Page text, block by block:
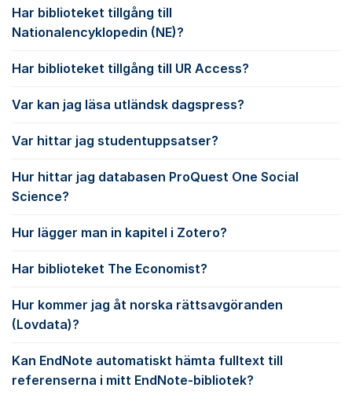
Har biblioteket tillgång till
Nationalencyklopedin (NE)?
Har biblioteket tillgång till UR Access?
Var kan jag läsa utländsk dagspress?
Var hittar jag studentuppsatser?
Hur hittar jag databasen ProQuest One Social
Science?
Hur lägger man in kapitel i Zotero?
Har biblioteket The Economist?
Hur kommer jag åt norska rättsavgöranden
(Lovdata)?
Kan EndNote automatiskt hämta fulltext till
referenserna i mitt EndNote-bibliotek?